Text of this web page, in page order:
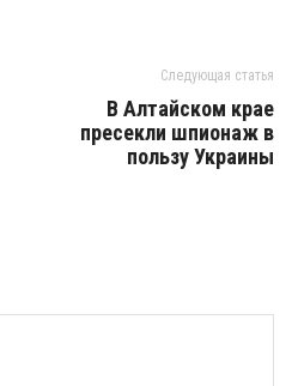
Следующая статья
В Алтайском крае
пресекли шпионаж в
пользу Украины